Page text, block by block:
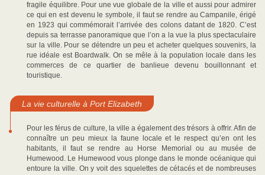
fragile équilibre. Pour une vue globale de la ville et aussi pour admirer
ce qui en est devenu le symbole, il faut se rendre au Campanile, érigé
en 1923 qui commémorait l’arrivée des colons datant de 1820. C’est
depuis sa terrasse panoramique que l’on a la vue la plus spectaculaire
sur la ville. Pour se détendre un peu et acheter quelques souvenirs, la
rue idéale est Boardwalk. On se mêle à la population locale dans les
commerces de ce quartier de banlieue devenu bouillonnant et
touristique.
La vie culturelle à Port Elizabeth
Pour les férus de culture, la ville a également des trésors à offrir. Afin de
connaître un peu mieux la faune locale et le respect qu’en ont les
habitants, il faut se rendre au Horse Memorial ou au musée de
Humewood. Le Humewood vous plonge dans le monde océanique qui
entoure la ville. On y voit des squelettes de cétacés et de nombreuses